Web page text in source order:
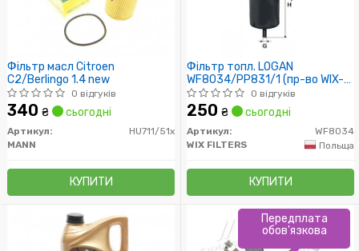
Фільтр масл Citroen
C2/Berlingo 1.4 new
0 відгуків
340 ₴ сьогодні
Артикул:
HU711/51x
MANN
КУПИТИ
Фільтр топл. LOGAN
WF8034/PP831/1 (пр-во WIX-
Filtron)
0 відгуків
250 ₴ сьогодні
Артикул:
WF8034
WIX FILTERS
Польща
КУПИТИ
Передплата
обов'язкова